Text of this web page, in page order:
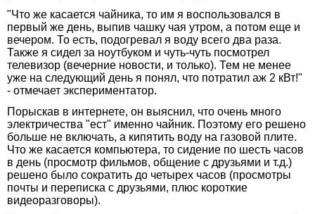
"Что же касается чайника, то им я воспользовался в
первый же день, выпив чашку чая утром, а потом еще и
вечером. То есть, подогревал я воду всего два раза.
Также я сидел за ноутбуком и чуть-чуть посмотрел
телевизор (вечерние новости, и только). Тем не менее
уже на следующий день я понял, что потратил аж 2 кВт!"
- отмечает экспериментатор.
Порыскав в интернете, он выяснил, что очень много
электричества "ест" именно чайник. Поэтому его решено
больше не включать, а кипятить воду на газовой плите.
Что же касается компьютера, то сидение по шесть часов
в день (просмотр фильмов, общение с друзьями и т.д.)
решено было сократить до четырех часов (просмотры
почты и переписка с друзьями, плюс короткие
видеоразговоры).